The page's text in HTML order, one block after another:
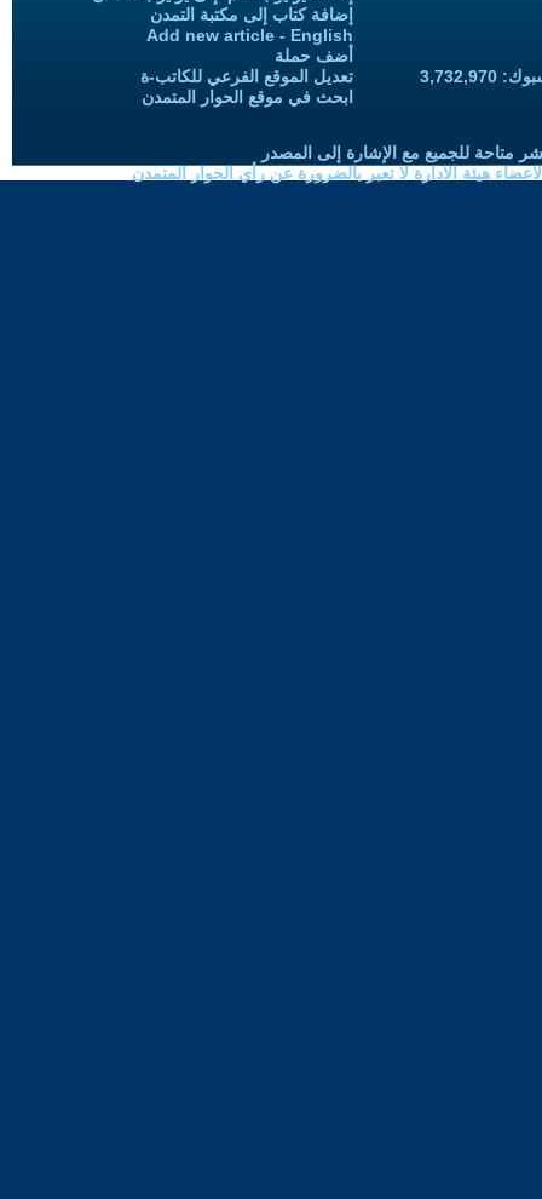
إضافة كتاب إلى مكتبة التمدن
Add new article - English
أضف حملة
تعديل الموقع الفرعي للكاتب-ة
ابحث في موقع الحوار المتمدن
متاحة للجميع مع الإشارة إلى المصدر
هيئة الادارة لا تعبر بالضرورة عن رأي الحوار المتمدن